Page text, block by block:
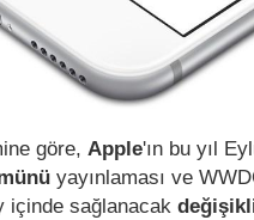
göre, Apple'ın bu yıl
yayınlaması ve
içinde sağlanacak